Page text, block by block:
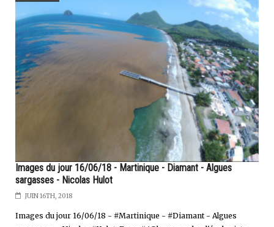
Images du jour 16/06/18 - Martinique - Diamant - Algues
sargasses - Nicolas Hulot
JUIN 16TH, 2018
Images du jour 16/06/18 - #Martinique - #Diamant - Algues